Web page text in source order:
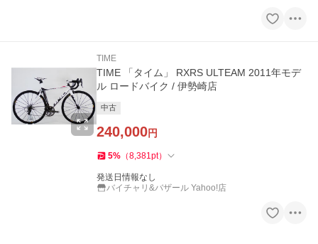
TIME
TIME 「タイム」 RXRS ULTEAM 2011年モデ
ル ロードバイク / 伊勢崎店
中古
240,000円
5% （8,381pt）
発送日情報なし
バイチャリ&バザール Yahoo!店